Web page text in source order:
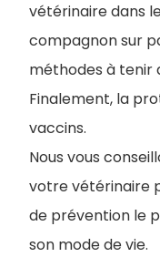
vétérinaire dans
compagnon sur
méthodes à tenir
Finalement, la
vaccins.
Nous vous
votre vétérinaire
de prévention le
son mode de vie.